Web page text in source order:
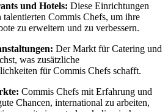
und Hotels: Diese Einrichtungen
talentierten Commis Chefs, um ihre
zu erweitern und zu verbessern.
Der Markt für Catering und
was zusätzliche
für Commis Chefs schafft.
Commis Chefs mit Erfahrung und
Chancen, international zu arbeiten,